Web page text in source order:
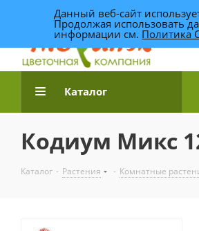
Каталог
Кодиум Микс
Каталог - Растения - Комнатные
Данный веб-сайт
Продолжая использовать
информации см. Политика